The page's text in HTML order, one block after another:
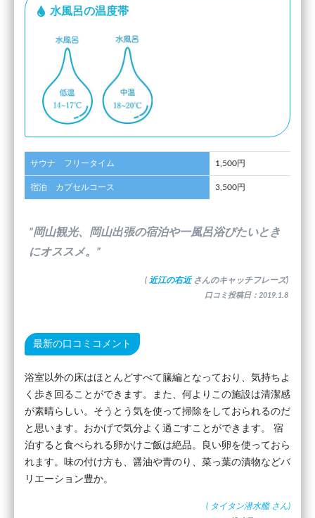
水風呂の温度帯
サウナ フリータイム 1,500円
宿泊 カプセルコース 3,500円
”岡山観光、岡山出張の宿泊や一風呂浴びたいとき
にオススメ。”
( 近江の右近 さんのキャッチフレーズ)
口コミ投稿日：2019.1.8
最新の口コミコメント
浴室以外の床はほとんどすべて籘編となっており、気持ちよ
く歩き回ることができます。また、何よりこの施設は清潔感
が素晴らしい。そうとう気を使って掃除をしておられるのだ
と思います。おかげで気分よく過ごすことができます。 宿
泊すると食べられる卵かけご飯は絶品。良い卵を使っておら
れます。味の付け方も、醤油や青のり、菜っ葉の漬物などバ
リエーション豊か。
( タイタン潜水艦 さん)